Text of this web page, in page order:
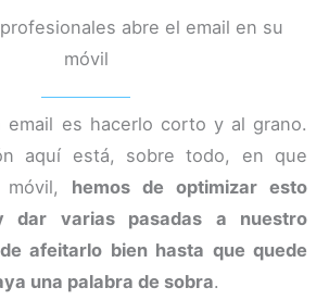
abre el email en su
móvil
email es hacerlo corto y al grano.
aquí está, sobre todo, en que
móvil, hemos de optimizar esto
dar varias pasadas a nuestro
afeitarlo bien hasta que quede
una palabra de sobra.